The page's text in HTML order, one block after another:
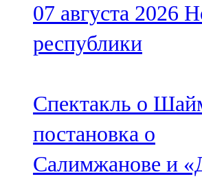
07 августа 2026
республики
Спектакль о
постановка о
Салимжанове и